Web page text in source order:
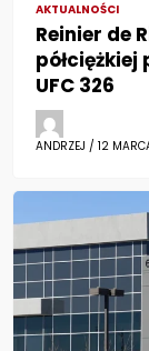
AKTUALNOŚCI
Reinier de
UFC 326
ANDRZEJ / 12